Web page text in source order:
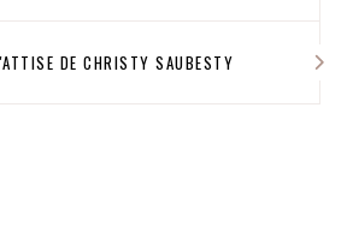
DE CHRISTY SAUBESTY